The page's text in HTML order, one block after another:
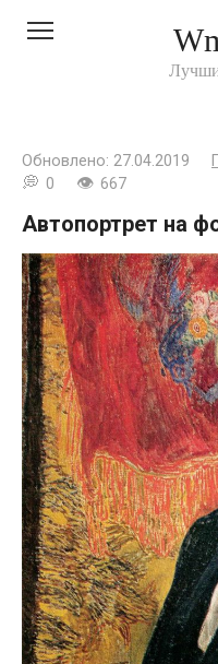
Обновлено: 27.04.2019
0
667
Автопортрет на